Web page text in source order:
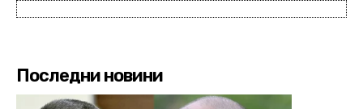
Последни новини